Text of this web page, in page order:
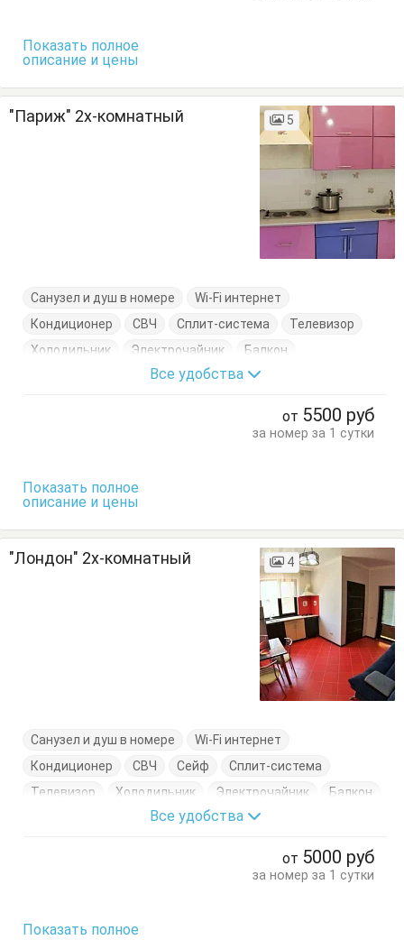
Показать полное
описание и цены
"Париж" 2х-комнатный 5
Санузел и душ в номере
Wi-Fi интернет
Кондиционер
СВЧ Сплит-система
Телевизор
Холодильник
Электрочайник
Балкон
Кровать двуспальная
Все удобства
от 5500 руб
за номер за 1 сутки
Показать полное
описание и цены
"Лондон" 2х-комнатный 4
Санузел и душ в номере
Wi-Fi интернет
Кондиционер
СВЧ Сейф
Сплит-система
Телевизор
Холодильник Электрочайник
Балкон
Кровать двуспальная
Все удобства
от 5000 руб
за номер за 1 сутки
Показать полное